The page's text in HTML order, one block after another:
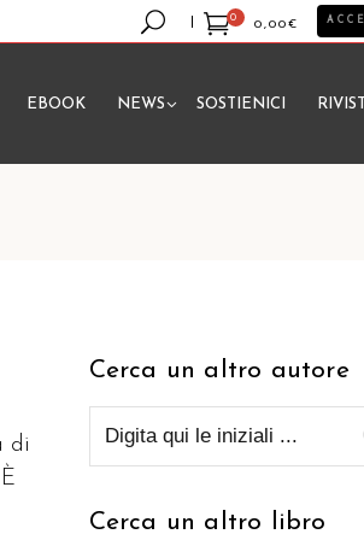
0
0,00€
prodotto nel carrello.
EBOOK NEWS SOSTIENICI
di
Cerca un altro autore
Cerca un altro libro